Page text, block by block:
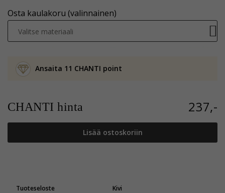
Osta kaulakoru (valinnainen)
Valitse materiaali
Ansaita 11 CHANTI point
CHANTI hinta 237,-
Lisää ostoskoriin
Tuoteseloste
Kivi